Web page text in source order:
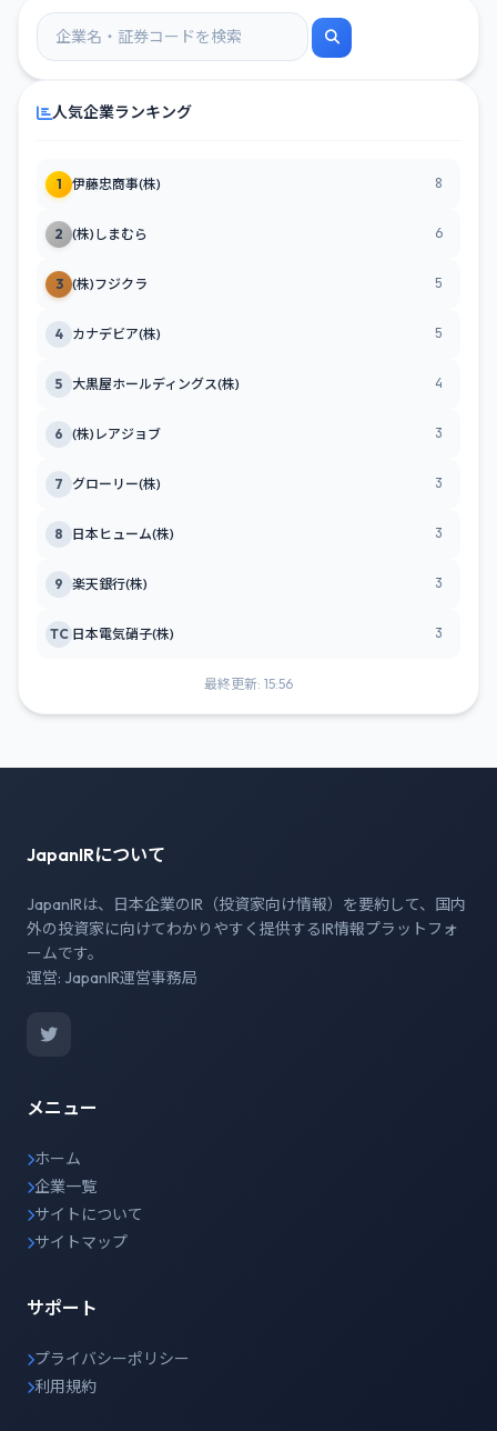
人気企業ランキング
1 伊藤忠商事(株) 8
2 (株)しまむら 6
3 (株)フジクラ 5
4 カナデビア(株) 5
5 大黒屋ホールディングス(株) 4
6 (株)レアジョブ 3
7 グローリー(株) 3
8 日本ヒューム(株) 3
9 楽天銀行(株) 3
TC 日本電気硝子(株) 3
最終更新: 15:56
JapanIRについて
JapanIRは、日本企業のIR（投資家向け情報）を要約して、国内
外の投資家に向けてわかりやすく提供するIR情報プラットフォ
ームです。
運営: JapanIR運営事務局
メニュー
ホーム
企業一覧
サイトについて
サイトマップ
サポート
プライバシーポリシー
利用規約